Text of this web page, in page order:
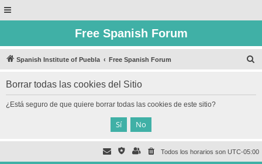
Free Spanish Forum
Spanish Institute of Puebla Free Spanish Forum
Borrar todas las cookies del Sitio
¿Está seguro de que quiere borrar todas las cookies de este sitio?
Todos los horarios son UTC-05:00